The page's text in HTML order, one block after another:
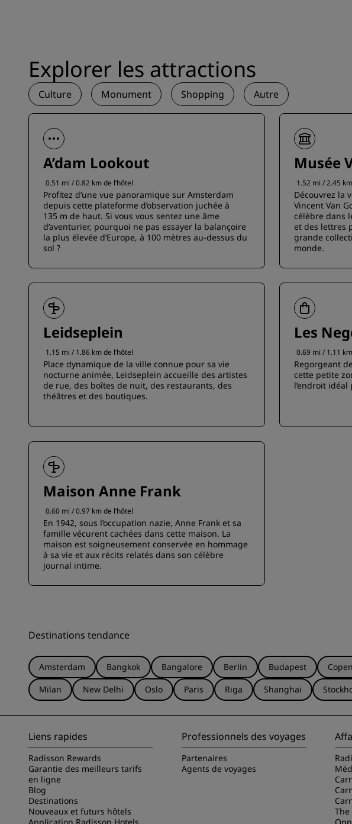
Explorer les attractions
Culture Monument Shopping Autre
A’dam Lookout
0.51 mi / 0.82 km de l’hôtel
Profitez d’une vue panoramique sur Amsterdam
depuis cette plateforme d’observation juchée à
135 m de haut. Si vous vous sentez une âme
d’aventurier, pourquoi ne pas essayer la balançoire
la plus élevée d’Europe, à 100 mètres au-dessus du
sol ?
Musée
1.52 mi / 2.45
Découvrez la
Vincent Van
célèbre dans
et des lettres
grande
monde.
Leidseplein
1.15 mi / 1.86 km de l’hôtel
Place dynamique de la ville connue pour sa vie
nocturne animée, Leidseplein accueille des artistes
de rue, des boîtes de nuit, des restaurants, des
théâtres et des boutiques.
Les
0.69 mi / 1.11
Regorgeant
cette petite
l’endroit idéal
Maison Anne Frank
0.60 mi / 0.97 km de l’hôtel
En 1942, sous l’occupation nazie, Anne Frank et sa
famille vécurent cachées dans cette maison. La
maison est soigneusement conservée en hommage
à sa vie et aux récits relatés dans son célèbre
journal intime.
Destinations tendance
Amsterdam Bangkok Bangalore Berlin Budapest
Milan
New Delhi Oslo Paris Riga Shanghai
Liens rapides
Radisson Rewards
Garantie des meilleurs tarifs
en ligne
Blog
Destinations
Nouveaux et futurs hôtels
Professionnels des voyages
Partenaires
Agents de voyages
The